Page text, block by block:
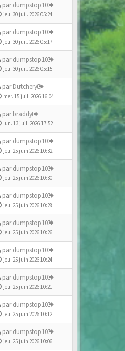
pardumpstop10
jeu. 30 juil. 2026 05:24
pardumpstop10
jeu. 30 juil. 2026 05:17
pardumpstop10
jeu. 30 juil. 2026 05:15
parDutchery
mer. 15 juil. 2026 16:04
parbraddy
lun. 13 juil. 2026 17:52
pardumpstop10
jeu. 25 juin 2026 10:32
pardumpstop10
jeu. 25 juin 2026 10:30
pardumpstop10
jeu. 25 juin 2026 10:28
pardumpstop10
jeu. 25 juin 2026 10:26
pardumpstop10
jeu. 25 juin 2026 10:24
pardumpstop10
jeu. 25 juin 2026 10:21
pardumpstop10
jeu. 25 juin 2026 10:12
pardumpstop10
jeu. 25 juin 2026 10:06